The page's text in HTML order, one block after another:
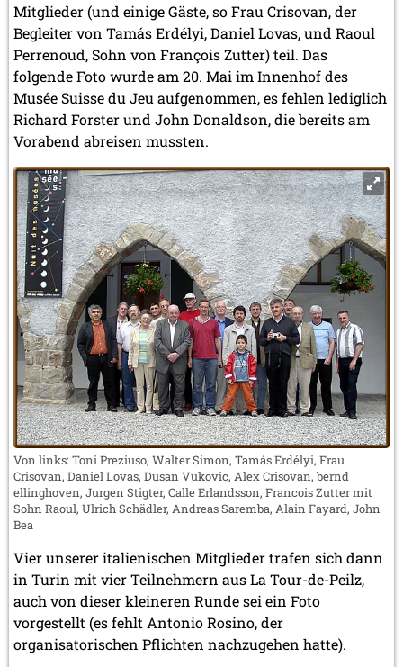
Mitglieder (und einige Gäste, so Frau Crisovan, der
Begleiter von Tamás Erdélyi, Daniel Lovas, und Raoul
Perrenoud, Sohn von François Zutter) teil. Das
folgende Foto wurde am 20. Mai im Innenhof des
Musée Suisse du Jeu aufgenommen, es fehlen lediglich
Richard Forster und John Donaldson, die bereits am
Vorabend abreisen mussten.
Von links: Toni Preziuso, Walter Simon, Tamás Erdélyi, Frau
Crisovan, Daniel Lovas, Dusan Vukovic, Alex Crisovan, bernd
ellinghoven, Jurgen Stigter, Calle Erlandsson, Francois Zutter mit
Sohn Raoul, Ulrich Schädler, Andreas Saremba, Alain Fayard, John
Bea
Vier unserer italienischen Mitglieder trafen sich dann
in Turin mit vier Teilnehmern aus La Tour-de-Peilz,
auch von dieser kleineren Runde sei ein Foto
vorgestellt (es fehlt Antonio Rosino, der
organisatorischen Pflichten nachzugehen hatte).